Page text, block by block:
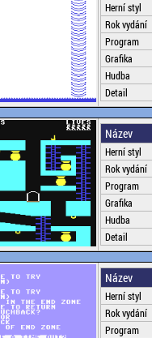
Herní styl
Rok vydání
Program
Grafika
Hudba
Detail
Název
Herní styl
Rok vydání
Program
Grafika
Hudba
Detail
Název
Herní styl
Rok vydání
Program